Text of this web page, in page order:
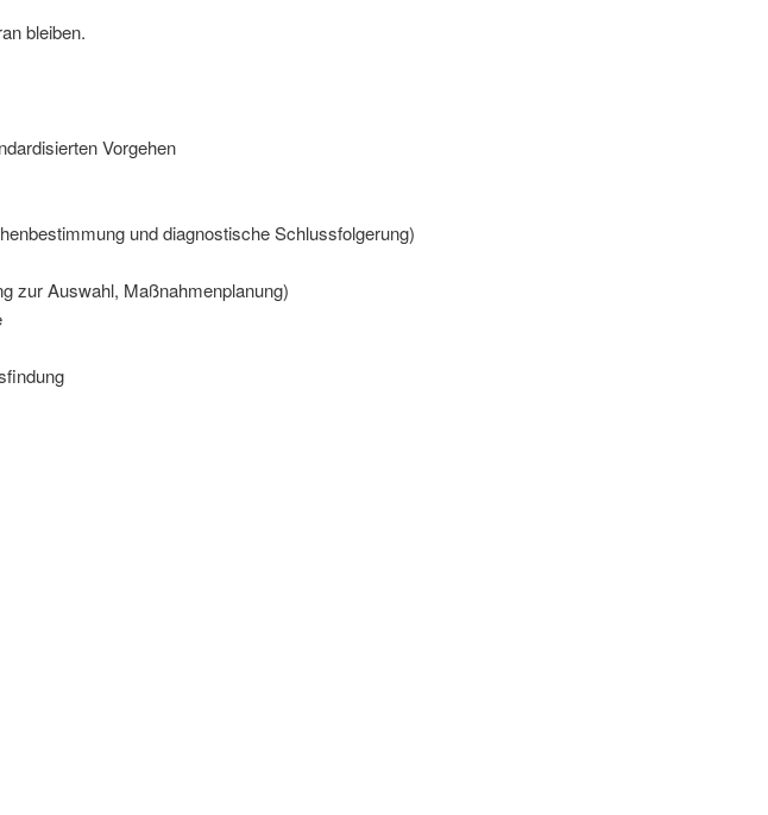
bleiben.
Vorgehen
und diagnostische Schlussfolgerung)
zur Auswahl, Maßnahmenplanung)